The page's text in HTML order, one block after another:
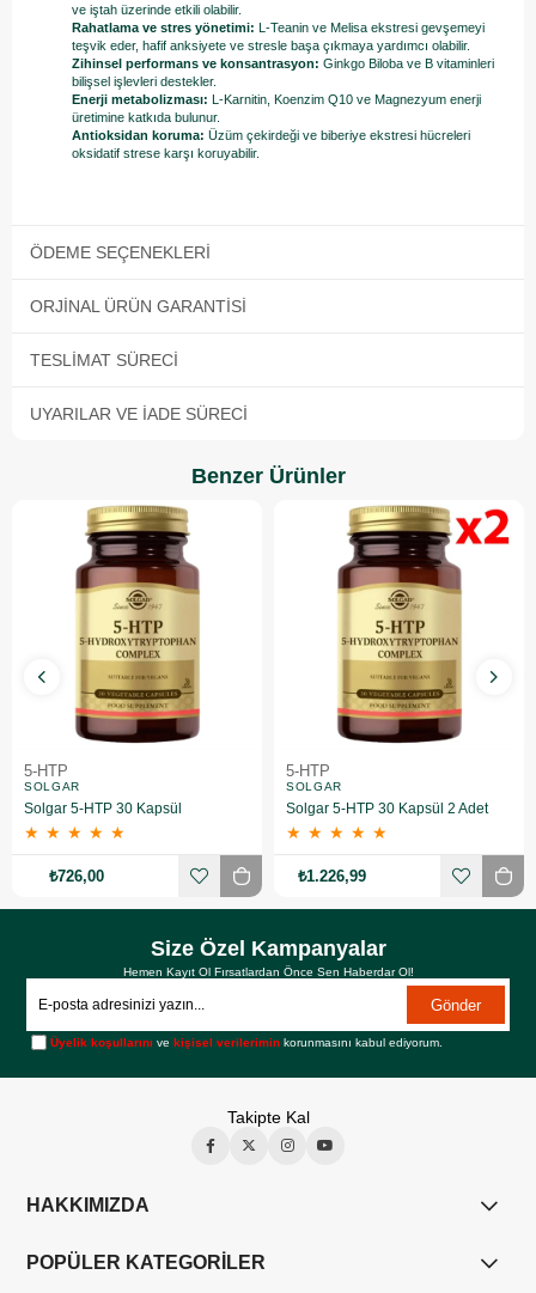
ve iştah üzerinde etkili olabilir.
Rahatlama ve stres yönetimi: L-Teanin ve Melisa ekstresi gevşemeyi
teşvik eder, hafif anksiyete ve stresle başa çıkmaya yardımcı olabilir.
Zihinsel performans ve konsantrasyon: Ginkgo Biloba ve B vitaminleri
bilişsel işlevleri destekler.
Enerji metabolizması: L-Karnitin, Koenzim Q10 ve Magnezyum enerji
üretimine katkıda bulunur.
Antioksidan koruma: Üzüm çekirdeği ve biberiye ekstresi hücreleri
oksidatif strese karşı koruyabilir.
ÖDEME SEÇENEKLERI
ORJINAL ÜRÜN GARANTISI
TESLIMAT SÜRECI
UYARILAR VE İADE SÜRECI
Benzer Ürünler
5-HTP
SOLGAR
Solgar 5-HTP 30 Kapsül
★ ★ ★ ★ ★
₺726,00
5-HTP
SOLGAR
Solgar 5-HTP 30 Kapsül 2 Adet
★ ★ ★ ★ ★
₺1.226,99
Size Özel Kampanyalar
Hemen Kayıt Ol Fırsatlardan Önce Sen Haberdar Ol!
Gönder
Üyelik koşullarını vekişisel verilerimin korunmasını kabul ediyorum.
Takipte Kal
HAKKIMIZDA
POPÜLER KATEGORİLER